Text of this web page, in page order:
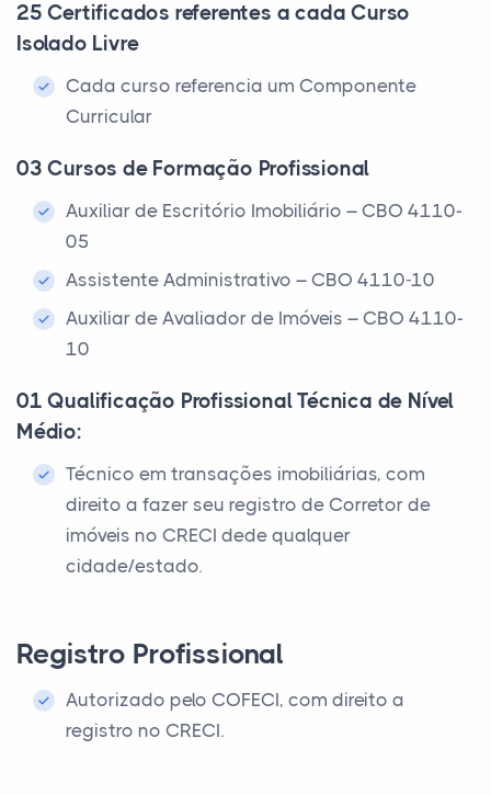
25 Certificados referentes a cada Curso
Isolado Livre
Cada curso referencia um Componente
Curricular
03 Cursos de Formação Profissional
Auxiliar de Escritório Imobiliário – CBO 4110-
05
Assistente Administrativo – CBO 4110-10
Auxiliar de Avaliador de Imóveis – CBO 4110-
10
01 Qualificação Profissional Técnica de Nível
Médio:
Técnico em transações imobiliárias, com
direito a fazer seu registro de Corretor de
imóveis no CRECI dede qualquer
cidade/estado.
Registro Profissional
Autorizado pelo COFECI, com direito a
registro no CRECI.